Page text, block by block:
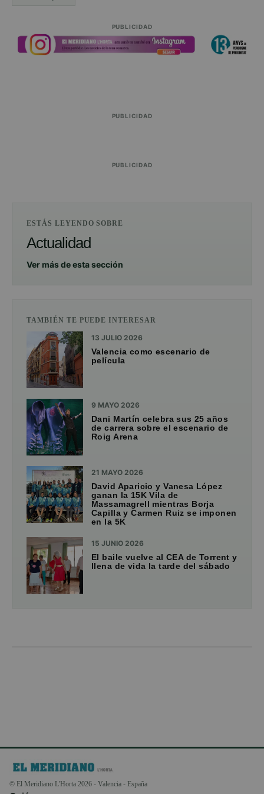
PUBLICIDAD
PUBLICIDAD
PUBLICIDAD
ESTÁS LEYENDO SOBRE
Actualidad
Ver más de esta sección
TAMBIÉN TE PUEDE INTERESAR
13 JULIO 2026
Valencia como escenario de
película
9 MAYO 2026
Dani Martín celebra sus 25 años
de carrera sobre el escenario de
Roig Arena
21 MAYO 2026
David Aparicio y Vanesa López
ganan la 15K Vila de
Massamagrell mientras Borja
Capilla y Carmen Ruiz se imponen
en la 5K
15 JUNIO 2026
El baile vuelve al CEA de Torrent y
llena de vida la tarde del sábado
© El Meridiano L'Horta 2026 - Valencia - España